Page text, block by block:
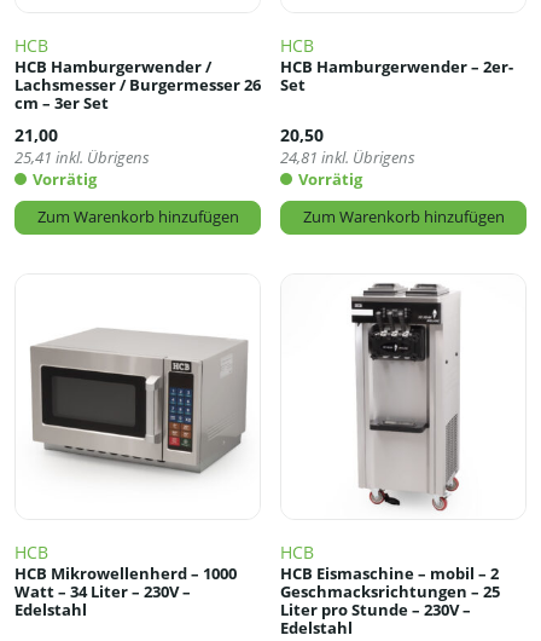
HCB
HCB Hamburgerwender /
Lachsmesser / Burgermesser 26
cm – 3er Set
21,00
25,41 inkl. Übrigens
Vorrätig
Zum Warenkorb hinzufügen
HCB
HCB Hamburgerwender – 2er-
Set
20,50
24,81 inkl. Übrigens
Vorrätig
Zum Warenkorb hinzufügen
HCB
HCB Mikrowellenherd – 1000
Watt – 34 Liter – 230V –
Edelstahl
HCB
HCB Eismaschine – mobil – 2
Geschmacksrichtungen – 25
Liter pro Stunde – 230V –
Edelstahl